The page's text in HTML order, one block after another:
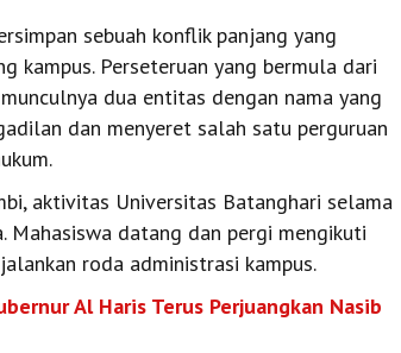
sebuah konflik panjang yang
kampus. Perseteruan yang bermula dari
dua entitas dengan nama yang
dan menyeret salah satu perguruan
aktivitas Universitas Batanghari selama
Mahasiswa datang dan pergi mengikuti
roda administrasi kampus.
Al Haris Terus Perjuangkan Nasib